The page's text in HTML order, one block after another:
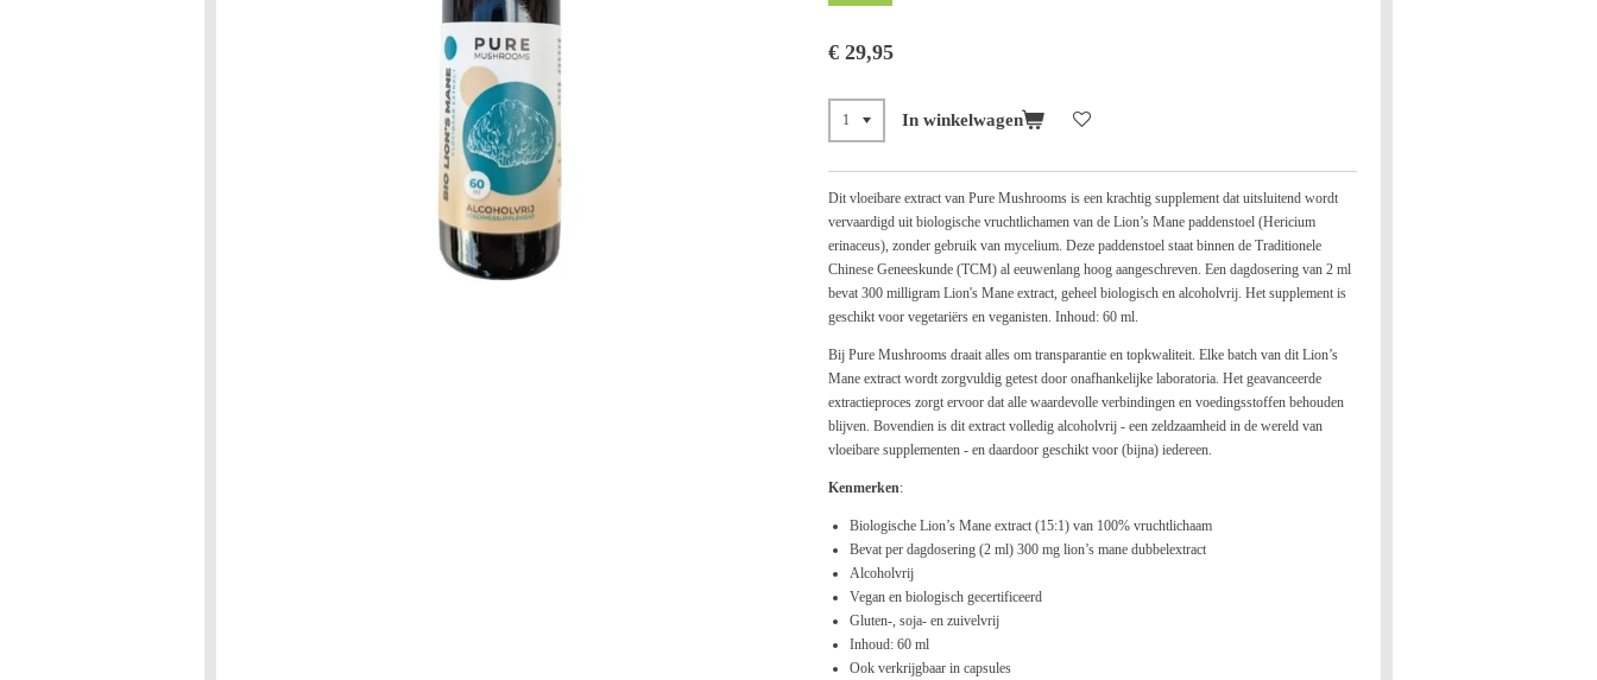
€ 29,95
In winkelwagen
Dit vloeibare extract van Pure Mushrooms is een krachtig supplement dat uitsluitend wordt
vervaardigd uit biologische vruchtlichamen van de Lion’s Mane paddenstoel (Hericium
erinaceus), zonder gebruik van mycelium. Deze paddenstoel staat binnen de Traditionele
Chinese Geneeskunde (TCM) al eeuwenlang hoog aangeschreven. Een dagdosering van 2 ml
bevat 300 milligram Lion's Mane extract, geheel biologisch en alcoholvrij. Het supplement is
geschikt voor vegetariërs en veganisten. Inhoud: 60 ml.
Bij Pure Mushrooms draait alles om transparantie en topkwaliteit. Elke batch van dit Lion’s
Mane extract wordt zorgvuldig getest door onafhankelijke laboratoria. Het geavanceerde
extractieproces zorgt ervoor dat alle waardevolle verbindingen en voedingsstoffen behouden
blijven. Bovendien is dit extract volledig alcoholvrij - een zeldzaamheid in de wereld van
vloeibare supplementen - en daardoor geschikt voor (bijna) iedereen.
Kenmerken:
Biologische Lion’s Mane extract (15:1) van 100% vruchtlichaam
Bevat per dagdosering (2 ml) 300 mg lion’s mane dubbelextract
Alcoholvrij
Vegan en biologisch gecertificeerd
Gluten-, soja- en zuivelvrij
Inhoud: 60 ml
Ook verkrijgbaar in capsules